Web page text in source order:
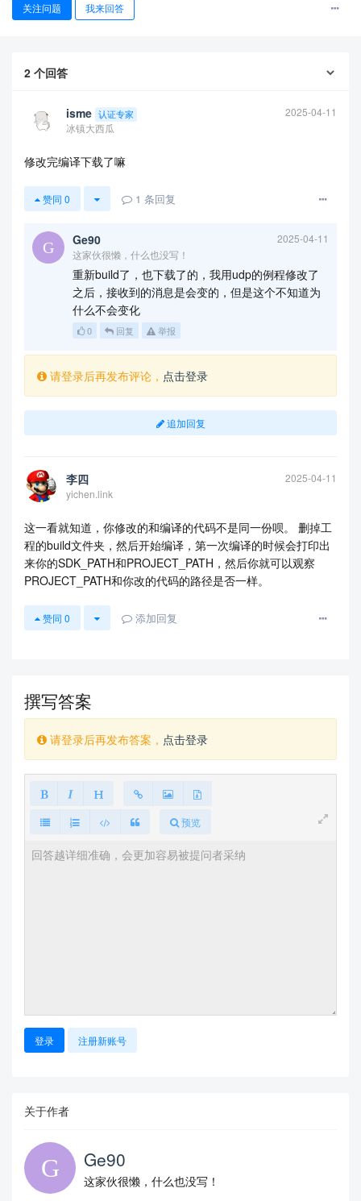
关注问题 我来回答
2 个回答
isme 认证专家
2025-04-11
冰镇大西瓜
修改完编译下载了嘛
赞同 0 1 条回复
Ge90
2025-04-11
这家伙很懒，什么也没写！
重新build了，也下载了的，我用udp的例程修改了
之后，接收到的消息是会变的，但是这个不知道为
什么不会变化
0 回复 举报
请登录后再发布评论， 点击登录
追加回复
李四
2025-04-11
yichen.link
这一看就知道，你修改的和编译的代码不是同一份呗。 删掉工
程的build文件夹，然后开始编译，第一次编译的时候会打印出
来你的SDK_PATH和PROJECT_PATH，然后你就可以观察
PROJECT_PATH和你改的代码的路径是否一样。
赞同 0 添加回复
撰写答案
请登录后再发布答案， 点击登录
预览
登录 注册新账号
关于作者
Ge90
这家伙很懒，什么也没写！